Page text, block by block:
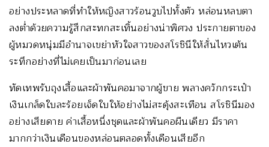
อย่างประหลาดที่ทำให้หญิงสาวร้อนวูบไปทั้งตัว หล่อนหลบตา
ลงต่ำด้วยความรู้สึกสะทกสะเทิ้นอย่างน่าพิศวง ประกายตาของ
ผู้หมวดหนุ่มมีอำนาจเขย่าหัวใจสาวของสโรชินีให้สั่นไหวเต้น
ระทึกอย่างที่ไม่เคยเป็นมาก่อนเลย
ทัดเทพรับถุงเสื้อและผ้าพันคอมาจากผู้ขาย พลางควักกระเป๋า
เงินเกล็ดใบละร้อยเจ็ดใบให้อย่างไม่สะดุ้งสะเทือน สโรชินีมอง
อย่างเสียดาย ค่าเสื้อหนึ่งชุดและผ้าพันคอผืนเดียว มีราคา
มากกว่าเงินเดือนของหล่อนตลอดทั้งเดือนเสียอีก